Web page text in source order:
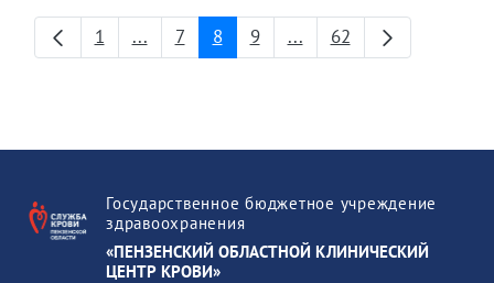
Страница
1 ...Промежуточные страницы
Страница
7 Страница
8 Страница
9 ...Промежуточные
Страница
62
Государственное бюджетное учреждение
здравоохранения
«ПЕНЗЕНСКИЙ ОБЛАСТНОЙ КЛИНИЧЕСКИЙ
ЦЕНТР КРОВИ»